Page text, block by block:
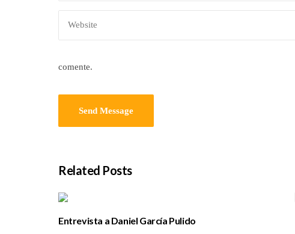
comente.
Related Posts
Entrevista a Daniel García Pulido